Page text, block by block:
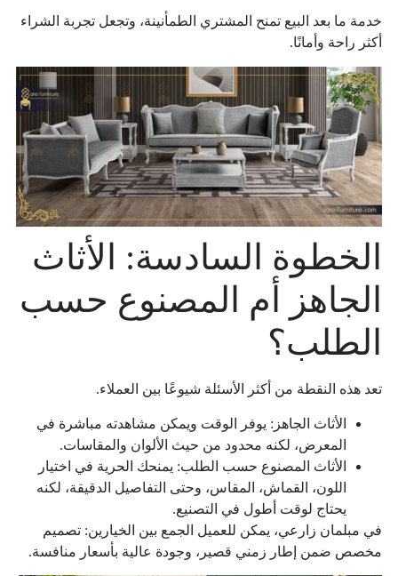
خدمة ما بعد البيع تمنح المشتري الطمأنينة، وتجعل تجربة الشراء
أكثر راحة وأمانًا.
الخطوة السادسة: الأثاث
الجاهز أم المصنوع حسب
الطلب؟
تعد هذه النقطة من أكثر الأسئلة شيوعًا بين العملاء.
الأثاث الجاهز: يوفر الوقت ويمكن مشاهدته مباشرة في
المعرض، لكنه محدود من حيث الألوان والمقاسات.
الأثاث المصنوع حسب الطلب: يمنحك الحرية في اختيار
اللون، القماش، المقاس، وحتى التفاصيل الدقيقة، لكنه
يحتاج لوقت أطول في التصنيع.
في مبلمان زارعي، يمكن للعميل الجمع بين الخيارين: تصميم
مخصص ضمن إطار زمني قصير، وجودة عالية بأسعار منافسة.